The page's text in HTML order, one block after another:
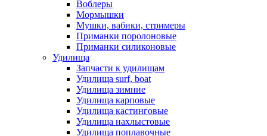
Воблеры
Мормышки
Мушки, вабики, стримеры
Приманки поролоновые
Приманки силиконовые
Удилища
Запчасти к удилищам
Удилища surf, boat
Удилища зимние
Удилища карповые
Удилища кастинговые
Удилища нахлыстовые
Удилища поплавочные